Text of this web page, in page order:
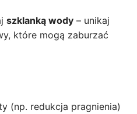
szklanką wody– unikaj
które mogą zaburzać
(np. redukcja pragnienia)